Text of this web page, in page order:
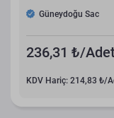
Güneydoğu Sac
236,31 ₺/Adet
KDV Hariç: 214,83 ₺/